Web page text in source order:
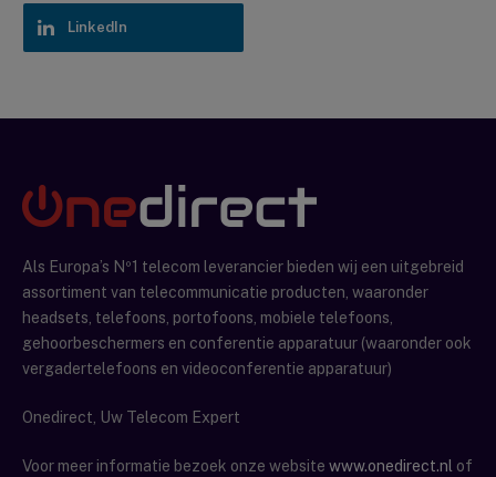
LinkedIn
Als Europa’s Nº1 telecom leverancier bieden wij een uitgebreid
assortiment van telecommunicatie producten, waaronder
headsets, telefoons, portofoons, mobiele telefoons,
gehoorbeschermers en conferentie apparatuur (waaronder ook
vergadertelefoons en videoconferentie apparatuur)
Onedirect, Uw Telecom Expert
Voor meer informatie bezoek onze website www.onedirect.nl of